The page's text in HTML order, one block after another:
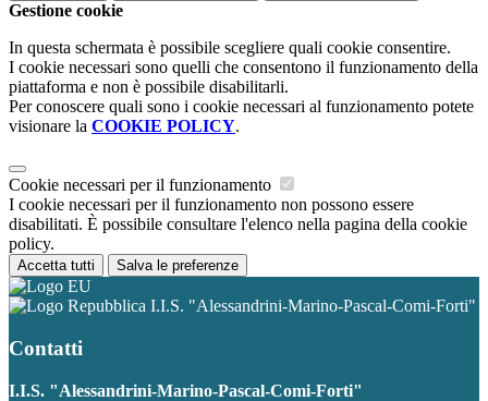
Gestione cookie
In questa schermata è possibile scegliere quali cookie consentire.
I cookie necessari sono quelli che consentono il funzionamento della
piattaforma e non è possibile disabilitarli.
Per conoscere quali sono i cookie necessari al funzionamento potete
visionare la COOKIE POLICY.
Cookie necessari per il funzionamento
I cookie necessari per il funzionamento non possono essere
disabilitati. È possibile consultare l'elenco nella pagina della cookie
policy.
Accetta tutti Salva le preferenze
I.I.S. "Alessandrini-Marino-Pascal-Comi-Forti"
Contatti
I.I.S. "Alessandrini-Marino-Pascal-Comi-Forti"